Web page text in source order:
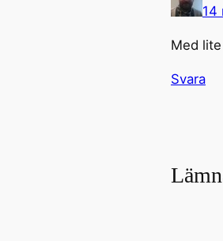
14
Med
Svara